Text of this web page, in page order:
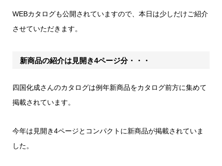
WEBカタログも公開されていますので、本日は少しだけご紹介
させていただきます。
新商品の紹介は見開き4ページ分・・・
四国化成さんのカタログは例年新商品をカタログ前方に集めて
掲載されています。
今年は見開き4ページとコンパクトに新商品が掲載されていま
した。